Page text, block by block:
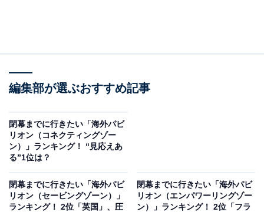
展示しています。
回答者からは、「アンドロイドとの対話や、ロボットと
人間が共生する未来をテーマにした没入型の体験が人
気」（60代男性／大阪府）、「昔マツコさんの番組で作
しいので、見てみたい」（30代女性／栃木県）、「親子
で「どうして生きているの？」と話し合えるいい機会に
編集部が選ぶおすすめ記事
閉幕までに行きたい「海外パビ
リオン（コネクティングゾー
ン）」ランキング！ “見応えあ
る”1位は？
閉幕までに行きたい「海外パビ
リオン（セービングゾーン）」
ランキング！ 2位「英国」、圧
閉幕までに行きたい「海外パビ
リオン（エンパワーリングゾー
ン）」ランキング！ 2位「フラ